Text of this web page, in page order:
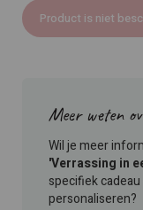
Product is niet
Meer weten
Wil je meer
'Verrassing in
specifiek
personaliseren?